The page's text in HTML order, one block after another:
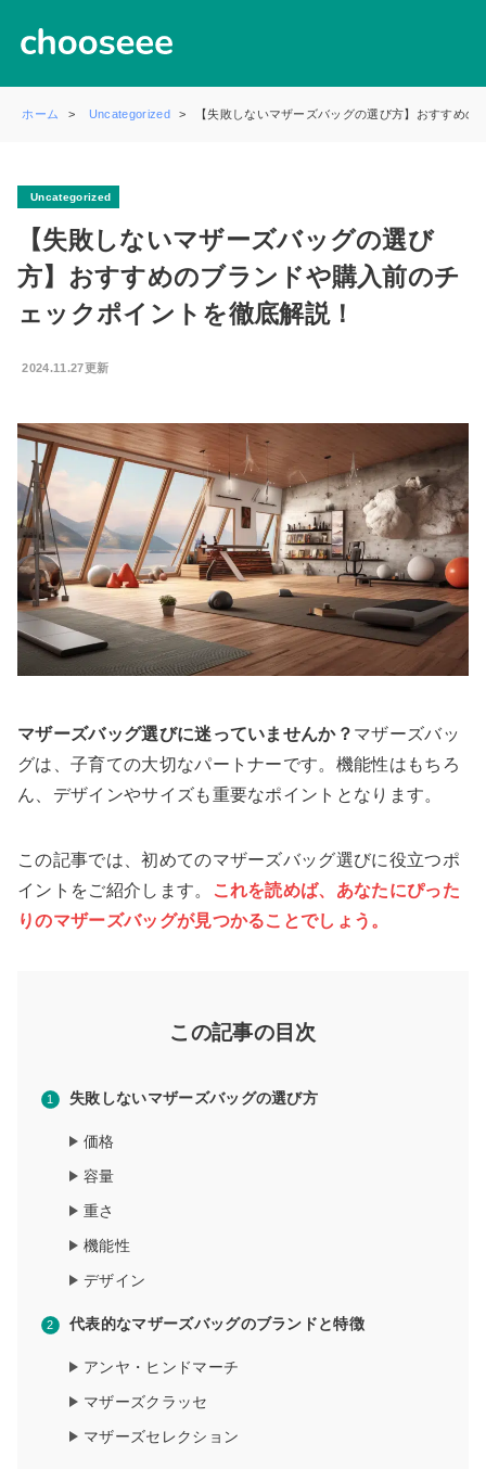
ホーム Uncategorized 【失敗しないマザーズバッグの選び方】おすすめ
Uncategorized
【失敗しないマザーズバッグの選び
方】おすすめのブランドや購入前のチ
ェックポイントを徹底解説！
2024.11.27更新
マザーズバッグ選びに迷っていませんか？ マザーズバッ
グは、子育ての大切なパートナーです。機能性はもちろ
ん、デザインやサイズも重要なポイントとなります。
この記事では、初めてのマザーズバッグ選びに役立つポ
イントをご紹介します。
これを読めば、あなたにぴった
りのマザーズバッグが見つかることでしょう。
この記事の目次
失敗しないマザーズバッグの選び方
価格
容量
重さ
機能性
デザイン
代表的なマザーズバッグのブランドと特徴
アンヤ・ヒンドマーチ
マザーズクラッセ
マザーズセレクション